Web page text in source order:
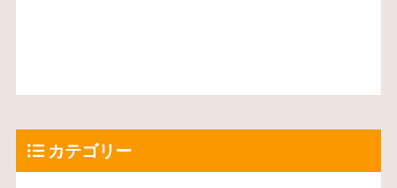
カテゴリー